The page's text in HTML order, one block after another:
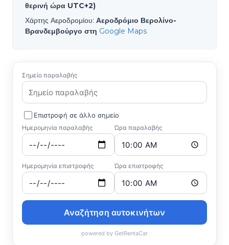
θερινή ώρα UTC+2)
Χάρτης Αεροδρομίου: Αεροδρόμιο Βερολίνο-
Βρανδεμβούργο στη Google Maps